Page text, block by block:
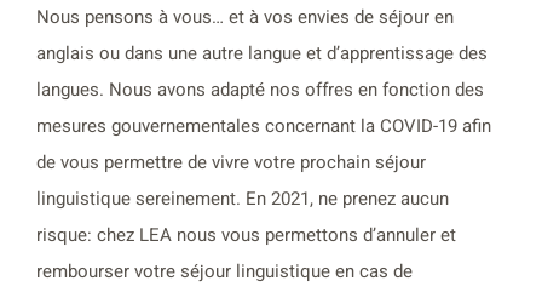
Nous pensons à vous… et à vos envies de séjour en
anglais ou dans une autre langue et d’apprentissage des
langues. Nous avons adapté nos offres en fonction des
mesures gouvernementales concernant la COVID-19 afin
de vous permettre de vivre votre prochain séjour
linguistique sereinement. En 2021, ne prenez aucun
risque: chez LEA nous vous permettons d’annuler et
rembourser votre séjour linguistique en cas de